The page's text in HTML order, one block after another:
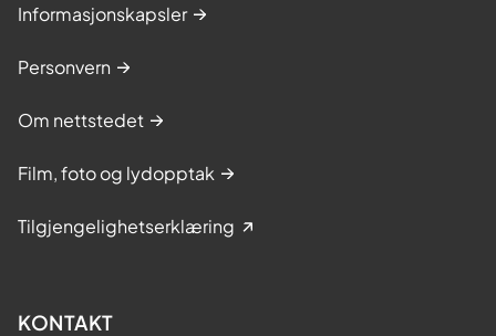
Informasjonskapsler
Personvern
Om nettstedet
Film, foto og lydopptak
Tilgjengelighetserklæring
KONTAKT